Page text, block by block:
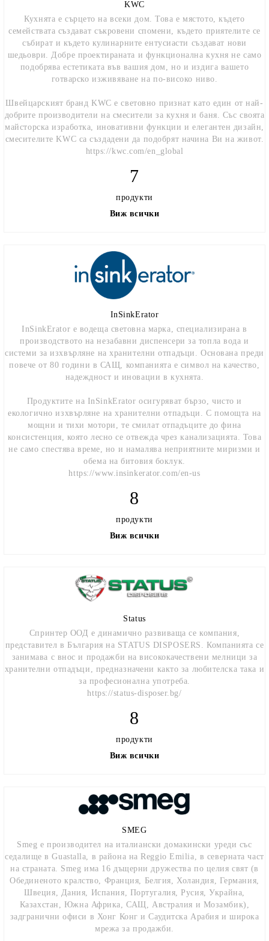
KWC
Кухнята е сърцето на всеки дом. Това е мястото, където
семействата създават съкровени спомени, където приятелите се
събират и където кулинарните ентусиасти създават нови
шедьоври. Добре проектираната и функционална кухня не само
подобрява естетиката във вашия дом, но и издига вашето
готварско изживяване на по-високо ниво.
Швейцарският бранд KWC е световно признат като един от най-
добрите производители на смесители за кухня и баня. Със своята
майсторска изработка, иновативни функции и елегантен дизайн,
смесителите KWC са създадени да подобрят начина Ви на живот.
https://kwc.com/en_global
7
продукти
Виж всички
InSinkErator
InSinkErator е водеща световна марка, специализирана в
производството нанезабавни диспенсери за топла вода и
системи за изхвърляне на хранителни отпадъци
. Основана преди
повече от 80 години в САЩ, компанията е символ на качество,
надеждност и иновации в кухнята.
Продуктите на InSinkErator осигуряват бързо, чисто и
екологично изхвърляне на хранителни отпадъци. С помощта на
мощни и тихи мотори, те смилат отпадъците до фина
консистенция, която лесно се отвежда чрез канализацията. Това
не само спестява време, но и намалява неприятните миризми и
обема на битовия боклук.
https://www.insinkerator.com/en-us
8
продукти
Виж всички
Status
Спринтер ООД e динамично развиваща се компания,
представител в България на STATUS DISPOSERS. Компанията се
занимава с внос и продажби на висококачествени мелници за
хранителни отпадъци, предназначени както за любителска така и
за професионална употреба.
https://status-disposer.bg/
8
продукти
Виж всички
SMEG
Smeg е производител на италиански домакински уреди със
седалище в Guastalla, в района на Reggio Emilia, в северната част
на страната. Smeg има 16 дъщерни дружества по целия свят (в
Обединеното кралство, Франция, Белгия, Холандия, Германия,
Швеция, Дания, Испания, Португалия, Русия, Украйна,
Казахстан, Южна Африка, САЩ, Австралия и Мозамбик),
задгранични офиси в Хонг Конг и Саудитска Арабия и широка
мрежа за продажби.